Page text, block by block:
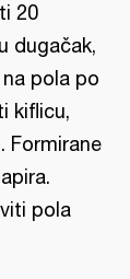
20
dugačak,
pola po
kiflicu,
Formirane
pola